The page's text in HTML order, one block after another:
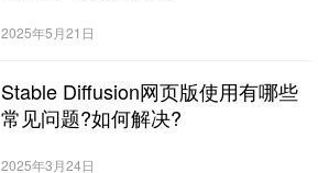
2025年5月21日
Stable Diffusion网页版使用有哪些
常见问题?如何解决?
2025年3月24日